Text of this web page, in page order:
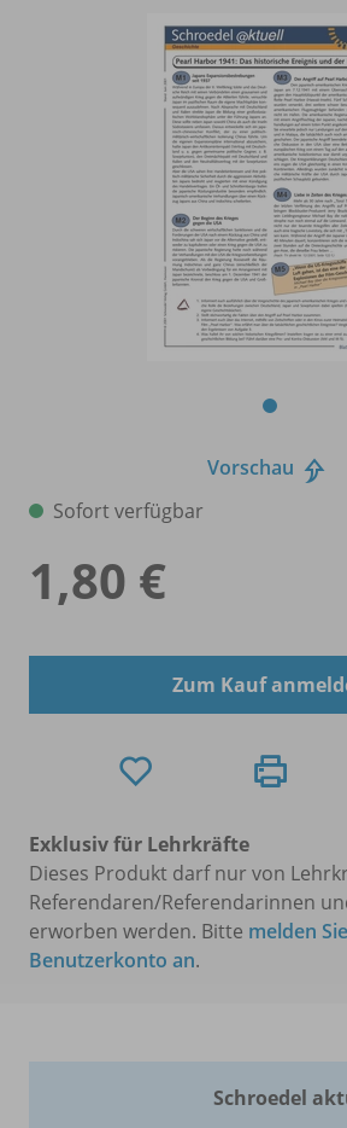
Vorschau
Sofort verfügbar
1,80 €
Zum Kauf
Exklusiv für Lehrkräfte
Dieses Produkt darf nur von
Referendaren/Referendarinnen
erworben werden. Bitte melden
Benutzerkonto an.
Schroedel